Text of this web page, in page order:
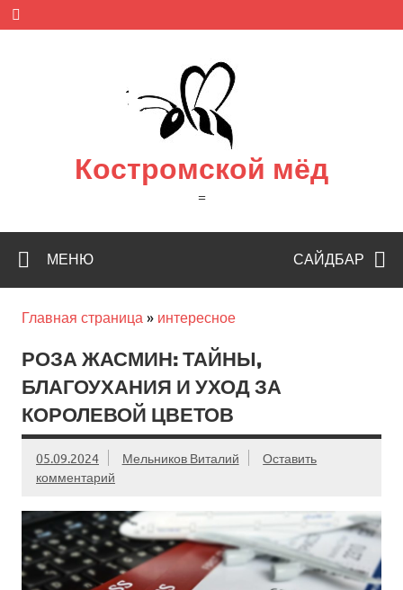
Skip
content
Костромской мёд
=
САЙДБАР
МЕНЮ
Главная страница » интересное
РОЗА ЖАСМИН: ТАЙНЫ,
БЛАГОУХАНИЯ И УХОД ЗА
КОРОЛЕВОЙ ЦВЕТОВ
05.09.2024 Мельников Виталий
Оставить
комментарий